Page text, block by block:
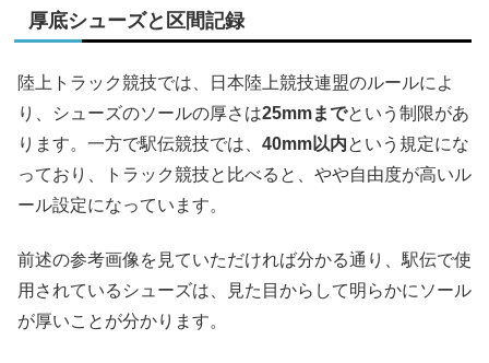
厚底シューズと区間記録
陸上トラック競技では、 日本陸上競技連盟のルールによ
り、シューズのソールの厚さは25mmまでという制限があ
ります。一方で駅伝競技では、 40mm以内という規定にな
っており、トラック競技と比べると、やや自由度が高いル
ール設定になっています。
前述の参考画像を見ていただければ分かる通り、駅伝で使
用されているシューズは、見た目からして明らかにソール
が厚いことが分かります。